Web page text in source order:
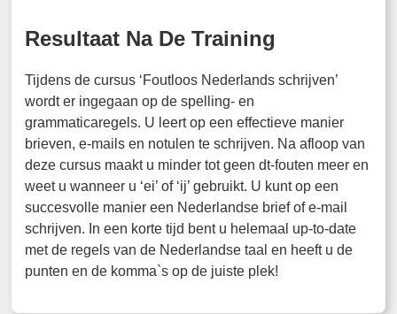
Resultaat Na De Training
Tijdens de cursus ‘Foutloos Nederlands schrijven’
wordt er ingegaan op de spelling- en
grammaticaregels. U leert op een effectieve manier
brieven, e-mails en notulen te schrijven. Na afloop van
deze cursus maakt u minder tot geen dt-fouten meer en
weet u wanneer u ‘ei’ of ‘ij’ gebruikt. U kunt op een
succesvolle manier een Nederlandse brief of e-mail
schrijven. In een korte tijd bent u helemaal up-to-date
met de regels van de Nederlandse taal en heeft u de
punten en de komma`s op de juiste plek!